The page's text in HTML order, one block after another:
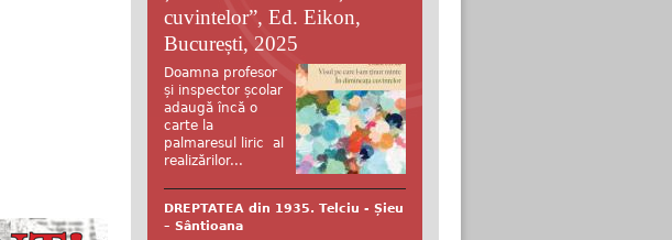
cuvintelor”, Ed. Eikon,
București, 2025
Doamna profesor
și inspector școlar
adaugă încă o
carte la
palmaresul liric al
realizărilor...
DREPTATEA din 1935. Telciu - Șieu
– Sântioana